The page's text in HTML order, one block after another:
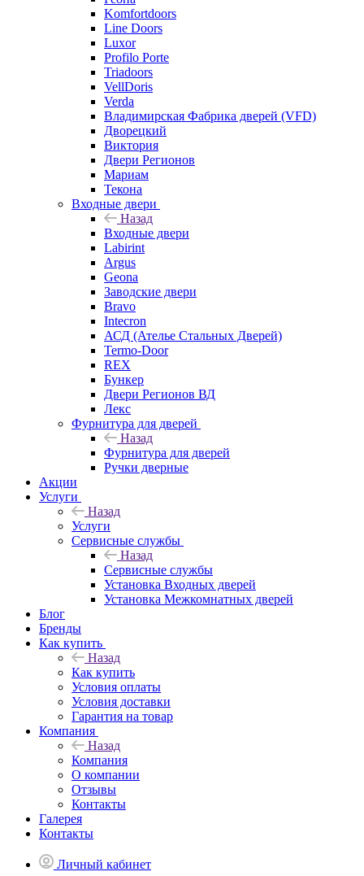
Komfortdoors
Line Doors
Luxor
Profilo Porte
Triadoors
VellDoris
Verda
Владимирская Фабрика дверей (VFD)
Дворецкий
Виктория
Двери Регионов
Мариам
Текона
Входные двери
Назад
Входные двери
Labirint
Argus
Geona
Заводские двери
Bravo
Intecron
АСД (Ателье Стальных Дверей)
Termo-Door
REX
Бункер
Двери Регионов ВД
Лекс
Фурнитура для дверей
Назад
Фурнитура для дверей
Ручки дверные
Акции
Услуги
Назад
Услуги
Сервисные службы
Назад
Сервисные службы
Установка Входных дверей
Установка Межкомнатных дверей
Блог
Бренды
Как купить
Назад
Как купить
Условия оплаты
Условия доставки
Гарантия на товар
Компания
Назад
Компания
О компании
Отзывы
Контакты
Галерея
Контакты
Личный кабинет